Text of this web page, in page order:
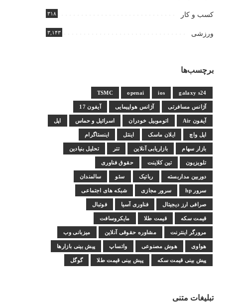
کسب و کار ۳۱۸
ورزشی ۳,۱۴۳
برچسب‌ها
galaxy s24
ios
openai
TSMC
آژانس مسافرتی آژانس هواپیمایی آیفون 17
آیفون Air اتوموبیل خودران اسرائیل و حماس اپل
اپل واچ ایلان ماسک اینتل اینستاگرام
بازار سهام بازاریابی آنلاین تتر تحلیل بنیادین
تلویزیون تین کلاینت حقوق فناوری
دوربین مداربسته رباتیک سئو سالمندان
سرور hp سرور مجازی شبکه های اجتماعی
صرافی ارز دیجیتال فناوری آسیا فوتبال
قیمت سکه قیمت طلا مایکروسافت
مرورگر اینترنت مشاوره حقوقی آنلاین میزبانی وب
هواوی هوش مصنوعی واتساپ پیش بینی بازارها
پیش بینی قیمت سکه پیش بینی قیمت طلا گوگل
تبلیغات متنی